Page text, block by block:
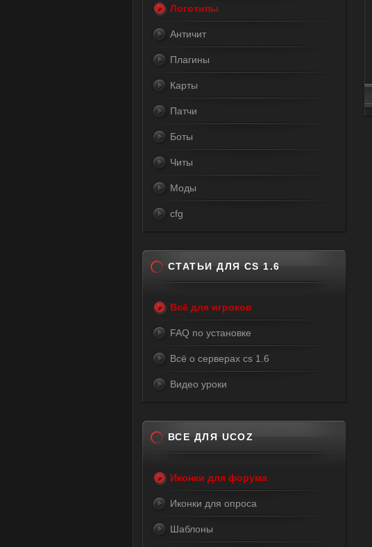
Логотипы
Античит
Плагины
Карты
Патчи
Боты
Читы
Моды
cfg
СТАТЬИ ДЛЯ CS 1.6
Всё для игроков
FAQ по установке
Всё о серверах cs 1.6
Видео уроки
ВСЕ ДЛЯ UCOZ
Иконки для форума
Иконки для опроса
Шаблоны